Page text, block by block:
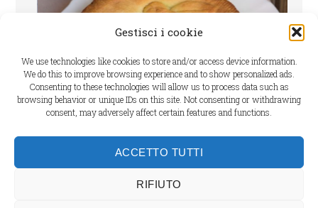
Gestisci i cookie
We use technologies like cookies to store and/or access device information.
We do this to improve browsing experience and to show personalized ads.
Consenting to these technologies will allow us to process data such as
browsing behavior or unique IDs on this site. Not consenting or withdrawing
consent, may adversely affect certain features and functions.
ACCETTO TUTTI
RIFIUTO
Dichiarazione sulla Privacy